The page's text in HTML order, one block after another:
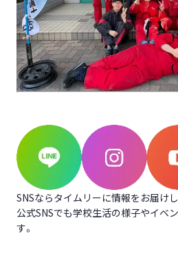
SNSならタイムリーに情報をお届けし
公式SNSでも学校生活の様子やイベ
す。